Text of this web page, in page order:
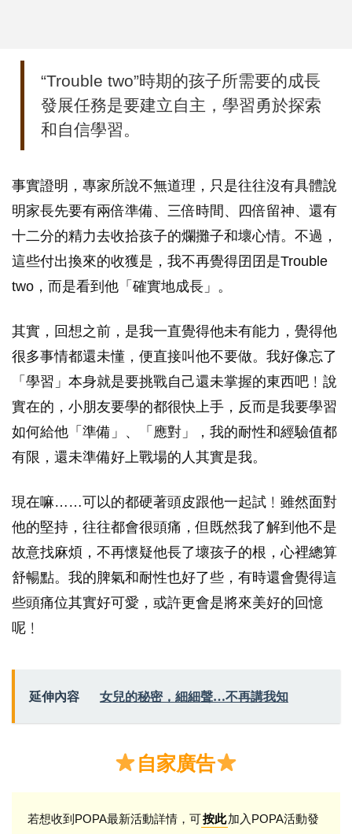
“Trouble two”時期的孩子所需要的成長
發展任務是要建立自主，學習勇於探索
和自信學習。
事實證明，專家所說不無道理，只是往往沒有具體說
明家長先要有兩倍準備、三倍時間、四倍留神、還有
十二分的精力去收拾孩子的爛攤子和壞心情。不過，
這些付出換來的收獲是，我不再覺得囝囝是Trouble
two，而是看到他「確實地成長」。
其實，回想之前，是我一直覺得他未有能力，覺得他
很多事情都還未懂，便直接叫他不要做。我好像忘了
「學習」本身就是要挑戰自己還未掌握的東西吧﹗說
實在的，小朋友要學的都很快上手，反而是我要學習
如何給他「準備」、「應對」，我的耐性和經驗值都
有限，還未準備好上戰場的人其實是我。
現在嘛……可以的都硬著頭皮跟他一起試﹗雖然面對
他的堅持，往往都會很頭痛，但既然我了解到他不是
故意找麻煩，不再懷疑他長了壞孩子的根，心裡總算
舒暢點。我的脾氣和耐性也好了些，有時還會覺得這
些頭痛位其實好可愛，或許更會是將來美好的回憶
呢﹗
延伸內容 女兒的秘密，細細聲…不再講我知
自家廣告
若想收到POPA最新活動詳情，可按此加入POPA活動發